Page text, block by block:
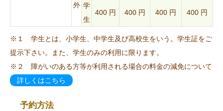
外 学
生
400 円 400 円 400 円 400 円
※１ 学生とは、小学生、中学生及び高校生をいう。学生証をご
提示下さい。また、学生のみの利用に限ります。
※２ 障がいのある方等が利用される場合の料金の減免について
詳しくはこちら
予約方法